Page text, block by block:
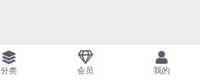
分类 会员 我的